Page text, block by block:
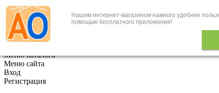
Нашим интернет-магазином намного удобнее
помощью бесплатного приложения!
+7 (495) 646-888-1
В корзине 0 товаров
Меню каталога
Меню сайта
Вход
Регистрация